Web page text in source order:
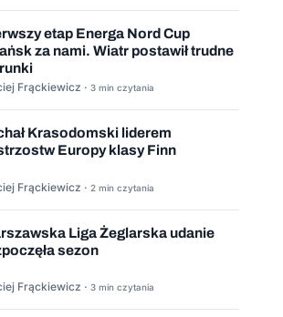
etap Energa Nord Cup
za nami. Wiatr postawił trudne
Frąckiewicz · 3 min czytania
Krasodomski liderem
Europy klasy Finn
Frąckiewicz · 2 min czytania
Liga Żeglarska udanie
sezon
Frąckiewicz · 3 min czytania